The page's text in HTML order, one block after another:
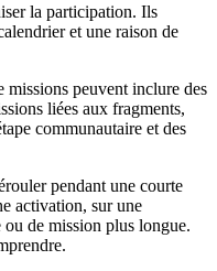
la participation. Ils
et une raison de
missions peuvent inclure des
liées aux fragments,
communautaire et des
pendant une courte
activation, sur une
ou de mission plus longue.